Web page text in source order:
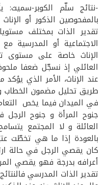
-نتائج سلّم الكوبر-سميث:
بالمفحوصين الذكور أو
تقدير الذات بمختلف
الاجتماعية أو المدرسية
الإناث خاصة على مستوى
العائلي إذ نسجّل ضعفا
عند الإناث، الأمر الذي
طريق تحليل مضمون الخطاب و
في الميدان فيما يخص
جنوح المرأة و جنوح الرجل
العائلة و لا المجتمع
بالعودة إذا ما هي تخطّت
كان يقصي الرجل في حالة
أعرافه بدرجة فهو يقصي
تقدير الذات المدرسي